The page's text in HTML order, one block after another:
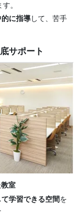
。
に指導して、苦手
サポート
室
学習できる空間 を